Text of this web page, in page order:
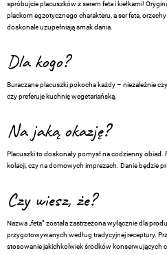
spróbujcie placuszków z serem feta i kiełkami!
plackom egzotycznego charakteru, a ser feta, orzechy
doskonale uzupełniają smak dania.
Dla kogo?
Buraczane placuszki pokocha każdy – niezależnie
czy preferuje kuchnię wegetariańską.
Na jaką okazję?
Placuszki to doskonały pomysł na codzienny
kolacji, czy na domowych imprezach. Danie będzie
Czy wiesz, że?
Nazwa „feta” została zastrzeżona wyłącznie dla
przygotowywanych według tradycyjnej receptury.
stosowanie jakichkolwiek środków konserwujących